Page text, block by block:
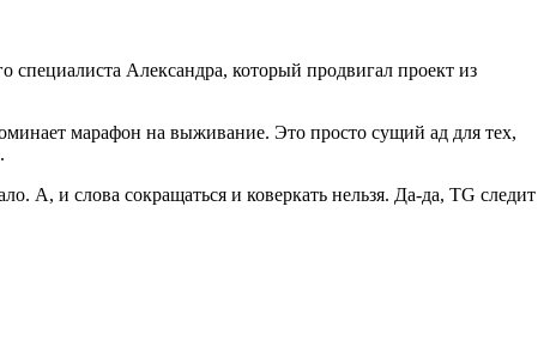
Александра, который продвигал проект из
марафон на выживание. Это просто сущий ад для тех,
А, и слова сокращаться и коверкать нельзя. Да-да, TG следит